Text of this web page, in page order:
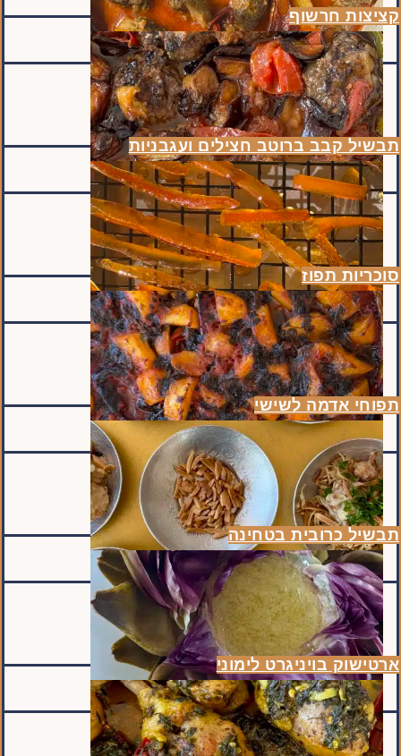
קציצות חרשוף
תבשיל קבב ברוטב חצילים ועגבניות
סוכריות תפוז
תפוחי אדמה לשישי
תבשיל כרובית בטחינה
ארטישוק בויניגרט לימוני